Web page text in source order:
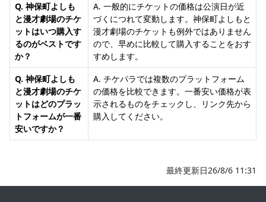
Q. 神保町よしも
と漫才劇場のチケ
ットはいつ購入す
るのがベストです
か？
A. 一般的にチケットの価格は公演日が近
づくにつれて変動します。神保町よしもと
漫才劇場のチケットも例外ではありません
ので、早めに比較して購入することをおす
すめします。
Q. 神保町よしも
と漫才劇場のチケ
ットはどのプラッ
トフォームが一番
安いですか？
A. チケパラでは複数のプラットフォーム
の価格を比較できます。一番安い価格が表
示されるものをチェックし、リンク先から
購入してください。
最終更新日26/8/6 11:31